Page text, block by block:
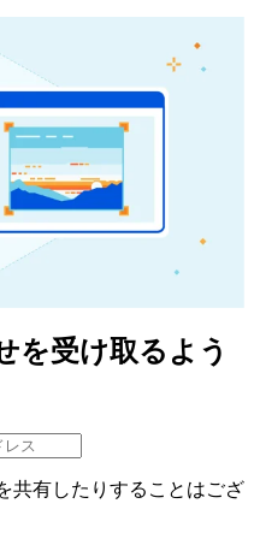
を受け取るよう
共有したりすることはござ